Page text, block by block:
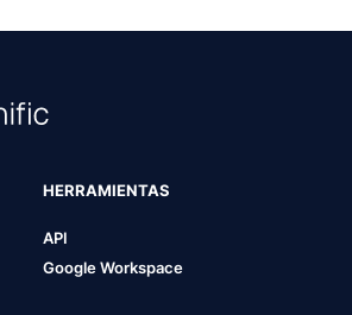
HERRAMIENTAS
API
Google Workspace